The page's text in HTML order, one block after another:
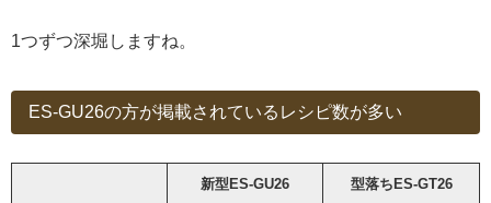
1つずつ深堀しますね。
ES-GU26の方が掲載されているレシピ数が多い
新型ES-GU26 型落ちES-GT26